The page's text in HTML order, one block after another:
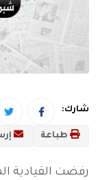
شارك:
طباعة
رفضت القيادية